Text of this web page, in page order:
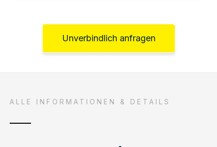
Unverbindlich anfragen
ALLE INFORMATIONEN & DETAILS